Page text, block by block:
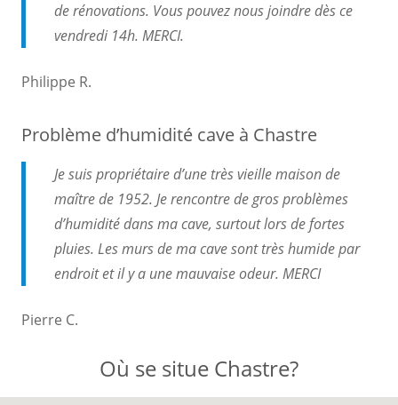
de rénovations. Vous pouvez nous joindre dès ce
vendredi 14h. MERCI.
Philippe R.
Problème d’humidité cave à Chastre
Je suis propriétaire d’une très vieille maison de
maître de 1952. Je rencontre de gros problèmes
d’humidité dans ma cave, surtout lors de fortes
pluies. Les murs de ma cave sont très humide par
endroit et il y a une mauvaise odeur. MERCI
Pierre C.
Où se situe Chastre?